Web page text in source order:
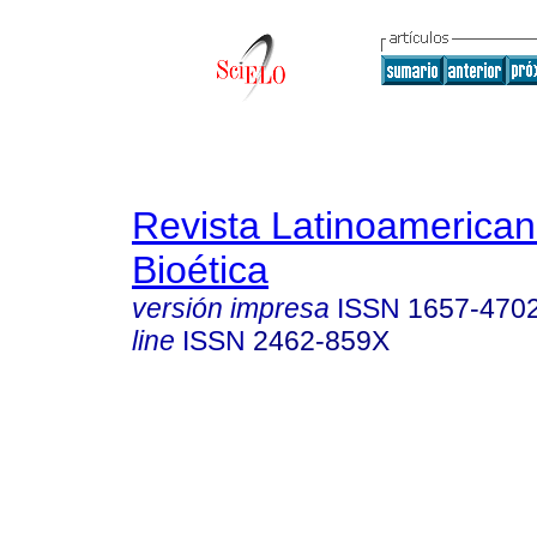
Revista
Bioética
versión impresa ISSN 1657-
line ISSN 2462-859X